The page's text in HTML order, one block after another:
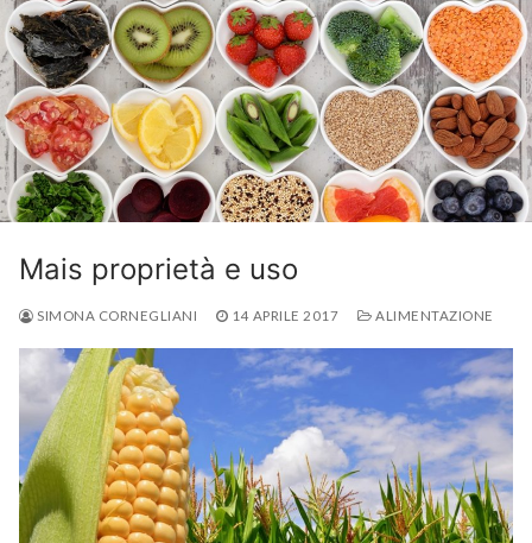
Mais proprietà e uso
SIMONA CORNEGLIANI 14 APRILE 2017 ALIMENTAZIONE